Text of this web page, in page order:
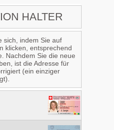
HALTER
sich, indem Sie auf
klicken, entsprechend
Nachdem Sie die neue
ist die Adresse für
(ein einziger